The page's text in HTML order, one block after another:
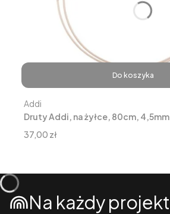
Do koszyka
Druty Addi, na żyłce, 80cm, 4,5mm
Producent
Addi
Cena
37,00 zł
Na każdy projekt